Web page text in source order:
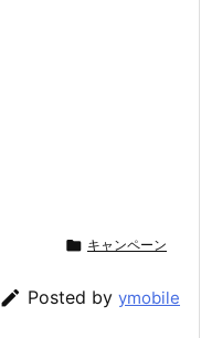
 キャンペーン
 Posted by ymobile